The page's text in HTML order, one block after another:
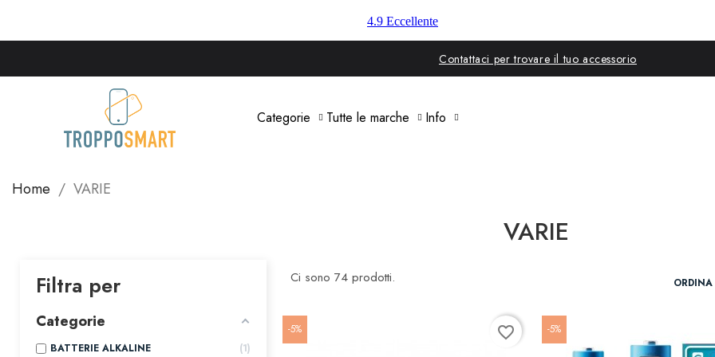
Contattaci per trovare il tuo accessorio
Categorie Tutte le marche Info
Home VARIE
VARIE
Filtra per
Categorie
BATTERIE ALKALINE
1
Ci sono 74 prodotti. ORDINA
-5% favorite_border -5%